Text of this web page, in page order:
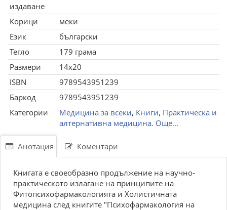
издаване
Корици
меки
Език
български
Тегло
179 грама
Размери
14x20
ISBN
9789543951239
Баркод
9789543951239
Категории
Медицина за всеки, Книги, Практическа и
алтернативна медицина. Още...
Анотация Коментари
Книгата е своеобразно продължение на научно-
практическото излагане на принципите на
Фитопсихофармакологията и Холистичната
медицина след книгите "Психофармакология на